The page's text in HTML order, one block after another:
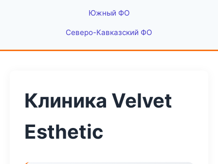
Южный ФО
Северо-Кавказский ФО
Клиника Velvet
Esthetic